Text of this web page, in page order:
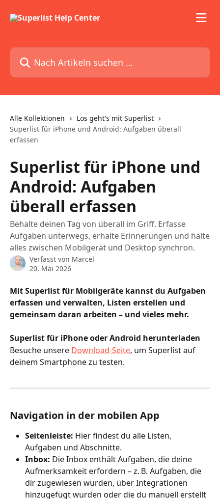
Nach Artikeln suchen …
Alle Kollektionen
Los geht's mit Superlist
Superlist für iPhone und Android: Aufgaben überall
erfassen
Superlist für iPhone und
Android: Aufgaben
überall erfassen
Behalte deinen Tag von überall im Griff. Erfasse
Aufgaben unterwegs, erhalte Erinnerungen und halte
alles zwischen Mobilgerät und Desktop synchron.
Verfasst von Marcel
20. Mai 2026
Mit Superlist für Mobilgeräte kannst du Aufgaben
erfassen und verwalten, Listen erstellen und
gemeinsam daran arbeiten – und vieles mehr.
Superlist für iPhone oder Android herunterladen
Besuche unsere Download-Seite, um Superlist auf
deinem Smartphone zu testen.
Navigation in der mobilen App
Seitenleiste: Hier findest du alle Listen,
Aufgaben und Abschnitte.
Inbox: Die Inbox enthält Aufgaben, die deine
Aufmerksamkeit erfordern – z. B. Aufgaben, die
dir zugewiesen wurden, über Integrationen
hinzugefügt wurden oder die du manuell erstellt